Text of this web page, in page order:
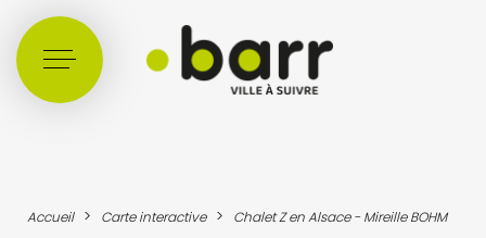
Accueil > Carte interactive > Chalet Z en Alsace - Mireille BOHM